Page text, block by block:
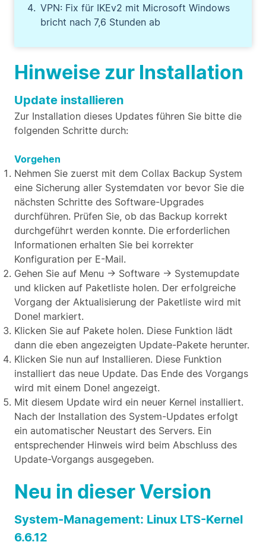
Hinweise zur Installation
Update installieren
Zur Installation dieses Updates führen Sie bitte die
folgenden Schritte durch:
Vorgehen
Nehmen Sie zuerst mit dem Collax Backup System
eine Sicherung aller Systemdaten vor bevor Sie die
nächsten Schritte des Software-Upgrades
durchführen. Prüfen Sie, ob das Backup korrekt
durchgeführt werden konnte. Die erforderlichen
Informationen erhalten Sie bei korrekter
Konfiguration per E-Mail.
Gehen Sie auf Menu → Software → Systemupdate
und klicken auf Paketliste holen. Der erfolgreiche
Vorgang der Aktualisierung der Paketliste wird mit
Done! markiert.
Klicken Sie auf Pakete holen. Diese Funktion lädt
dann die eben angezeigten Update-Pakete herunter.
Klicken Sie nun auf Installieren. Diese Funktion
installiert das neue Update. Das Ende des Vorgangs
wird mit einem Done! angezeigt.
Mit diesem Update wird ein neuer Kernel installiert.
Nach der Installation des System-Updates erfolgt
ein automatischer Neustart des Servers. Ein
entsprechender Hinweis wird beim Abschluss des
Update-Vorgangs ausgegeben.
Neu in dieser Version
System-Management: Linux LTS-Kernel
6.6.12
VPN: Fix für IKEv2 mit Microsoft Windows
bricht nach 7,6 Stunden ab